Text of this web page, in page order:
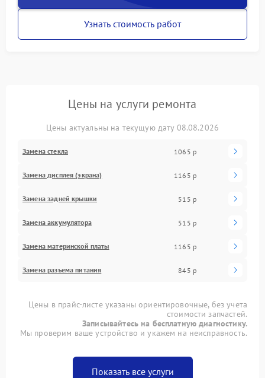
Узнать стоимость работ
Цены на услуги ремонта
Цены актуальны на текущую дату 08.08.2026
Замена стекла 1065 р
Замена дисплея (экрана) 1165 р
Замена задней крышки 515 р
Замена аккумулятора 515 р
Замена материнской платы 1165 р
Замена разъема питания 845 р
Цены в прайс-листе указаны ориентировочные, без учета
стоимости запчастей.
Записывайтесь на бесплатную диагностику.
Мы проверим ваше устройство и укажем на неисправность.
Показать все услуги